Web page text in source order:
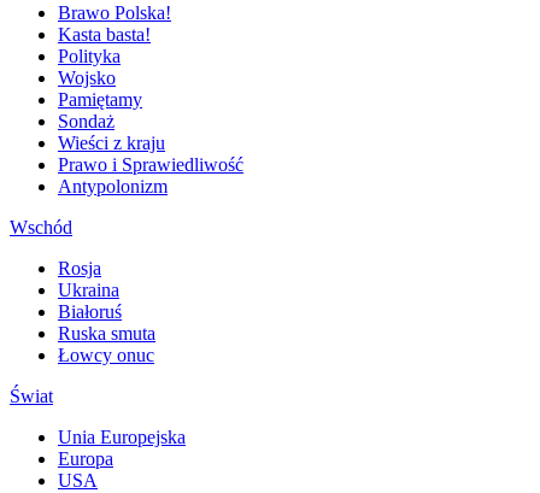
Brawo Polska!
Kasta basta!
Polityka
Wojsko
Pamiętamy
Sondaż
Wieści z kraju
Prawo i Sprawiedliwość
Antypolonizm
Wschód
Rosja
Ukraina
Białoruś
Ruska smuta
Łowcy onuc
Świat
Unia Europejska
Europa
USA